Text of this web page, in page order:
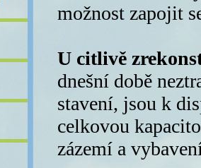
možnost zapojit
U citlivě
dnešní době
stavení, jsou k
celkovou
zázemí a